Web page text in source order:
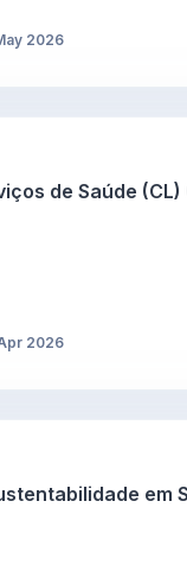
2026
de Saúde (CL)
2026
em